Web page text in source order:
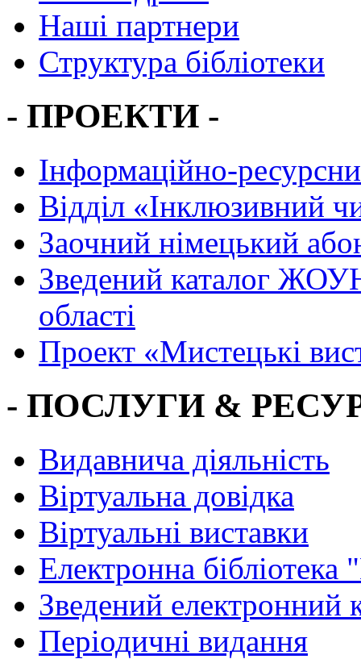
Наші партнери
Структура бібліотеки
- ПРОЕКТИ -
Інформаційно-
Вiддiл «Інклюзивний
Заочний німецький
Зведений каталог
області
Проект «Мистецькі
- ПОСЛУГИ &
Видавнича діяльність
Віртуальна довідка
Віртуальні виставки
Електронна
Зведений електронний
Періодичні видання